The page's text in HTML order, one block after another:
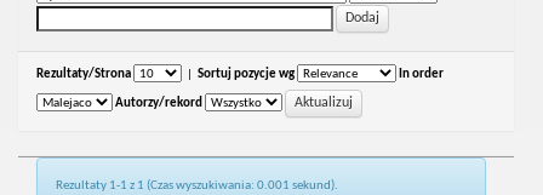
Rezultaty/Strona Sortuj pozycje wg In order
Autorzy/rekord
Rezultaty 1-1 z 1 (Czas wyszukiwania: 0.001 sekund).